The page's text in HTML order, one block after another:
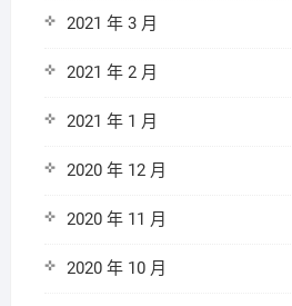
2021 年 3 月
2021 年 2 月
2021 年 1 月
2020 年 12 月
2020 年 11 月
2020 年 10 月